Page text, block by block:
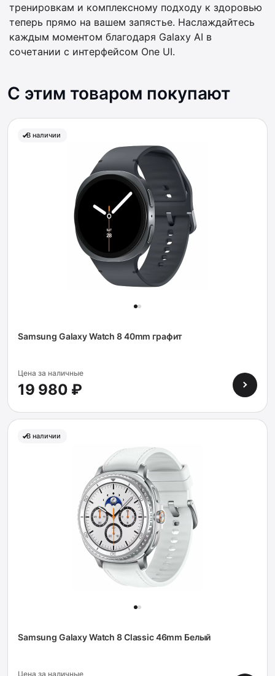
тренировкам и комплексному подходу к здоровью
теперь прямо на вашем запястье. Наслаждайтесь
каждым моментом благодаря Galaxy AI в
сочетании с интерфейсом One UI.
С этим товаром покупают
В наличии
Samsung Galaxy Watch 8 40mm графит
Цена за наличные
19 980 ₽
В наличии
Samsung Galaxy Watch 8 Classic 46mm Белый
Цена за наличные